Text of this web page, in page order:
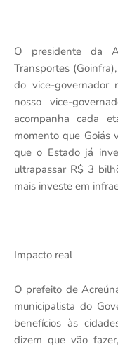
O presidente da
Transportes
do vice-governador
nosso vice-
acompanha cada
momento que Goiás
que o Estado já
ultrapassar R$ 3
mais investe em
Impacto real
O prefeito de
municipalista do
benefícios às
dizem que vão